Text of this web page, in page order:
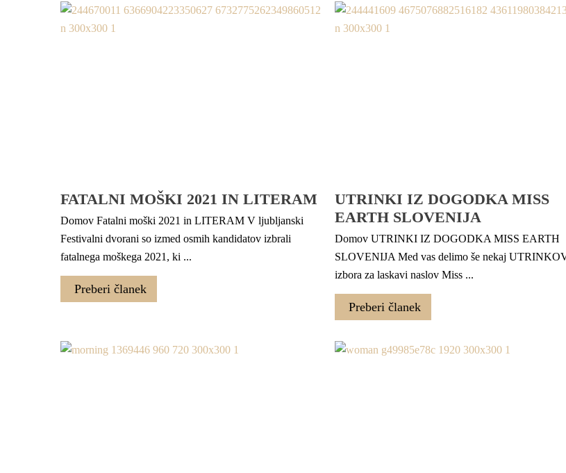
FATALNI MOŠKI 2021 IN LITERAM
Domov Fatalni moški 2021 in LITERAM V ljubljanski
Festivalni dvorani so izmed osmih kandidatov izbrali
fatalnega moškega 2021, ki ...
Preberi članek
UTRINKI IZ DOGODKA MISS
EARTH SLOVENIJA
Domov UTRINKI IZ DOGODKA MISS EARTH
SLOVENIJA Med vas delimo še nekaj
izbora za laskavi naslov Miss ...
Preberi članek